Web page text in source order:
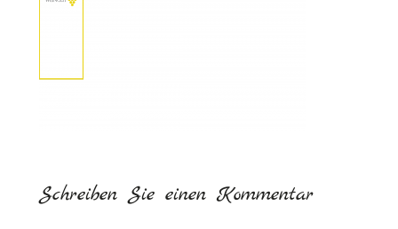
Schreiben Sie einen Kommentar